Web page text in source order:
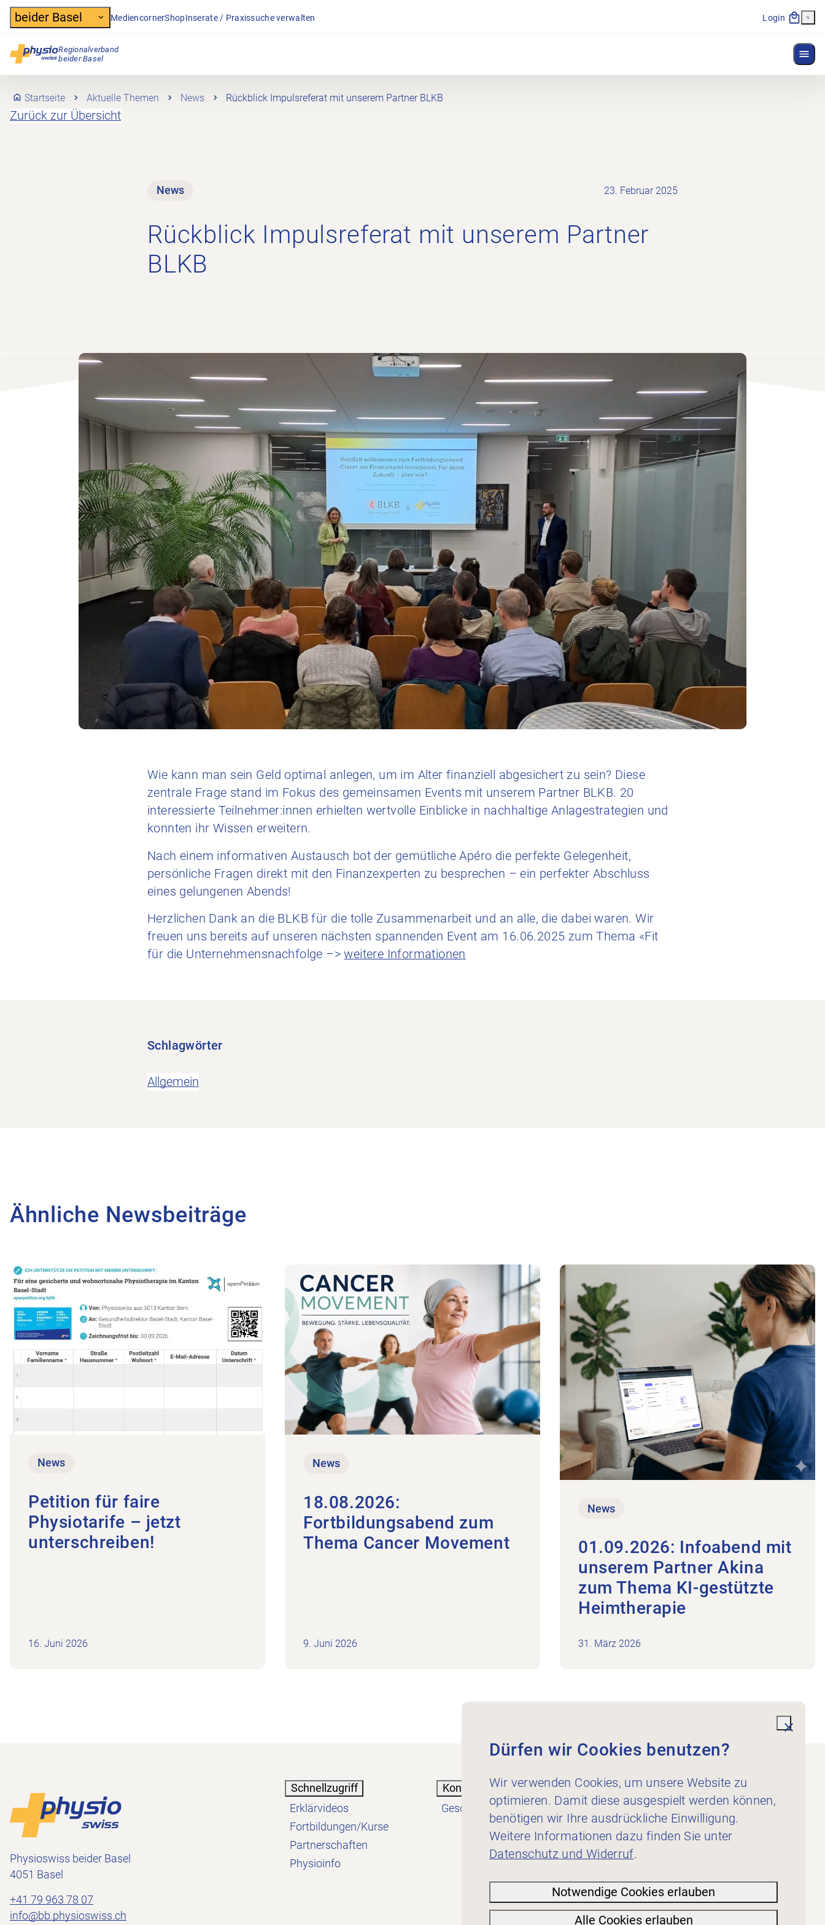
Header
beider Basel MediencornerShopInserate / Praxissuche verwalten Login
Regionalverband
beider Basel
Hauptnavigation
Startseite Aktuelle Themen News Rückblick Impulsreferat mit unserem Partner BLKB
Zurück zur Übersicht
News 23. Februar 2025
Rückblick Impulsreferat mit unserem Partner
BLKB
Wie kann man sein Geld optimal anlegen, um im Alter finanziell abgesichert zu sein? Diese
zentrale Frage stand im Fokus des gemeinsamen Events mit unserem Partner BLKB. 20
interessierte Teilnehmer:innen erhielten wertvolle Einblicke in nachhaltige Anlagestrategien und
konnten ihr Wissen erweitern.
Nach einem informativen Austausch bot der gemütliche Apéro die perfekte Gelegenheit,
persönliche Fragen direkt mit den Finanzexperten zu besprechen – ein perfekter Abschluss
eines gelungenen Abends!
Herzlichen Dank an die BLKB für die tolle Zusammenarbeit und an alle, die dabei waren. Wir
freuen uns bereits auf unseren nächsten spannenden Event am 16.06.2025 zum Thema «Fit
für die Unternehmensnachfolge –>weitere Informationen
Schlagwörter
Allgemein
Ähnliche Newsbeiträge
News
Petition für faire
Physiotarife – jetzt
unterschreiben!
16. Juni 2026
Zum Beitrag Petition für faire Physiotarife – jetzt unterschreiben!
News
18.08.2026:
Fortbildungsabend zum
Thema Cancer Movement
9. Juni 2026
Zum Beitrag 18.08.2026: Fortbildungsabend zum Thema Cancer Movement
News
01.09.2026: Infoabend mit
unserem Partner Akina
zum Thema KI-gestützte
Heimtherapie
31. März 2026
Zum Beitrag 01.09.2026: Infoabend mit
Footer
Physioswiss beider Basel
4051 Basel
+41 79 963 78 07
info@bb.physioswiss.ch
Schnellzugriff
Erklärvideos
Fortbildungen/Kurse
Partnerschaften
Physioinfo
Kontakt
Geschäftsstelle
Informatives
Impressum
Datenschutzerklärung
Dürfen wir Cookies benutzen?
Wir verwenden Cookies, um unsere Website zu
optimieren. Damit diese ausgespielt werden können,
benötigen wir Ihre ausdrückliche Einwilligung.
Weitere Informationen dazu finden Sie unter
Datenschutz und Widerruf.
Notwendige Cookies erlauben
Alle Cookies erlauben